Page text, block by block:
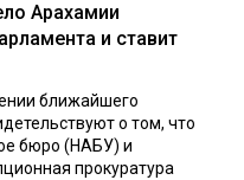
Арахамии
и ставит
ближайшего
о том, что
бюро (НАБУ) и
прокуратура